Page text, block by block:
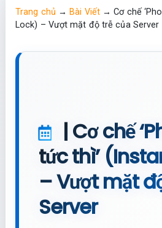
Trang chủ →Bài Viết→Cơ chế
Lock) – Vượt mặt độ trễ của Server
| Cơ chế
tức thì’
– Vượt mặt
Server